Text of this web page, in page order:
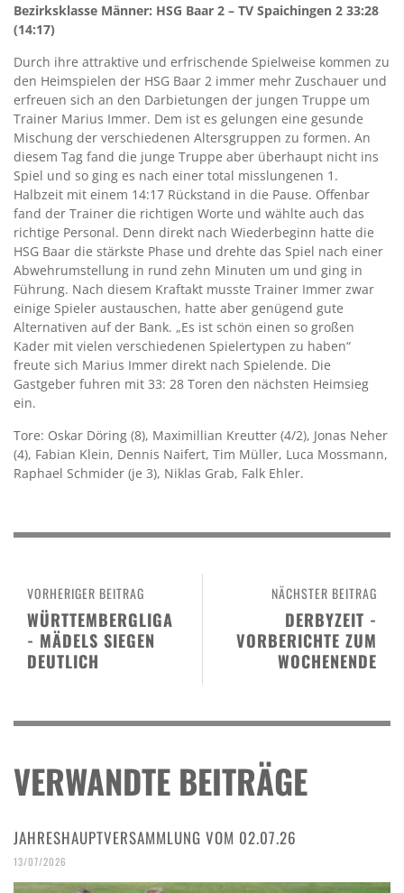
Bezirksklasse Männer: HSG Baar 2 – TV Spaichingen 2 33:28
(14:17)
Durch ihre attraktive und erfrischende Spielweise kommen zu
den Heimspielen der HSG Baar 2 immer mehr Zuschauer und
erfreuen sich an den Darbietungen der jungen Truppe um
Trainer Marius Immer. Dem ist es gelungen eine gesunde
Mischung der verschiedenen Altersgruppen zu formen. An
diesem Tag fand die junge Truppe aber überhaupt nicht ins
Spiel und so ging es nach einer total misslungenen 1.
Halbzeit mit einem 14:17 Rückstand in die Pause. Offenbar
fand der Trainer die richtigen Worte und wählte auch das
richtige Personal. Denn direkt nach Wiederbeginn hatte die
HSG Baar die stärkste Phase und drehte das Spiel nach einer
Abwehrumstellung in rund zehn Minuten um und ging in
Führung. Nach diesem Kraftakt musste Trainer Immer zwar
einige Spieler austauschen, hatte aber genügend gute
Alternativen auf der Bank. „Es ist schön einen so großen
Kader mit vielen verschiedenen Spielertypen zu haben“
freute sich Marius Immer direkt nach Spielende. Die
Gastgeber fuhren mit 33: 28 Toren den nächsten Heimsieg
ein.
Tore: Oskar Döring (8), Maximillian Kreutter (4/2), Jonas Neher
(4), Fabian Klein, Dennis Naifert, Tim Müller, Luca Mossmann,
Raphael Schmider (je 3), Niklas Grab, Falk Ehler.
NÄCHSTER BEITRAG
DERBYZEIT -
VORBERICHTE ZUM
WOCHENENDE
VORHERIGER BEITRAG
WÜRTTEMBERGLIGA
- MÄDELS SIEGEN
DEUTLICH
VERWANDTE BEITRÄGE
JAHRESHAUPTVERSAMMLUNG VOM 02.07.26
13/07/2026